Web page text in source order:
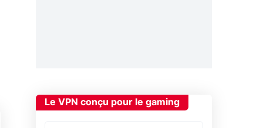
Le VPN conçu pour le gaming